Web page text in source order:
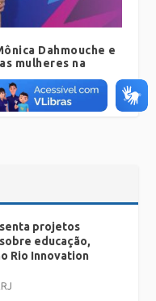
Dahmouche e
mulheres na
projetos
educação,
Rio Innovation